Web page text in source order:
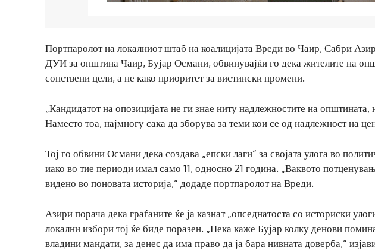
Портпаролот на локалниот штаб на коалицијата Вреди во Чаир, Сабри
ДУИ за општина Чаир, Бујар Османи, обвинувајќи го дека жителите на
сопствени цели, а не како приоритет за вистински промени.
„Кандидатот на опозицијата не ги знае ниту надлежностите на општината,
Наместо тоа, најмногу сака да зборува за теми кои се од надлежност на
Тој го обвини Османи дека создава „епски лаги“ за својата улога во
иако во тие периоди имал само 11, односно 21 година. „Ваквото
видено во поновата историја,“ додаде портпаролот на Вреди.
Азири порача дека граѓаните ќе ја казнат „опседнатоста со историски
локални избори тој ќе биде поразен. „Нека каже Бујар колку денови
владини мандати, за денес да има право да ја бара нивната доверба,“